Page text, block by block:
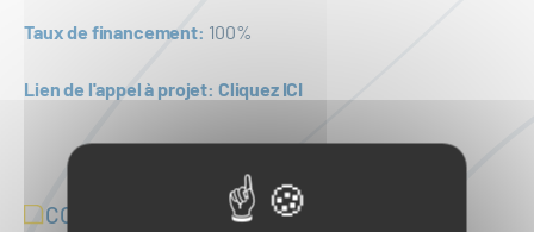
Taux de financement: 100%
Lien de l'appel à projet: Cliquez ICI
COMPOSANTES RÉGIONALES PAR BASSIN